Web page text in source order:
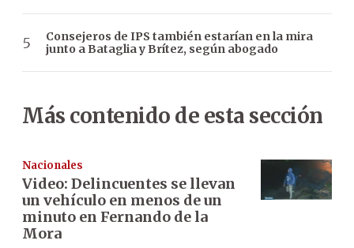
Consejeros de IPS también estarían en la mira
junto a Bataglia y Brítez, según abogado
Más contenido de esta sección
Nacionales
Video: Delincuentes se llevan
un vehículo en menos de un
minuto en Fernando de la
Mora